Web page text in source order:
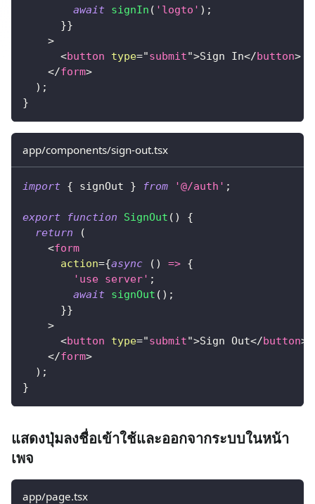
await signIn ( 'logto' ) ;
}}
>
<button type="submit">Sign In</button>
</form>
) ;
}
app/components/sign-out.tsx
import { signOut } from '@/auth' ;
export function SignOut ( )
{
return
(
<form
action={async ( ) => {
'use server' ;
await signOut ( ) ;
}}
>
<button type="submit">Sign Out</button>
</form>
) ;
}
แสดงปุ่มลงชื่อเข้าใช้และออกจากระบบในหน้า
เพจ
app/page.tsx